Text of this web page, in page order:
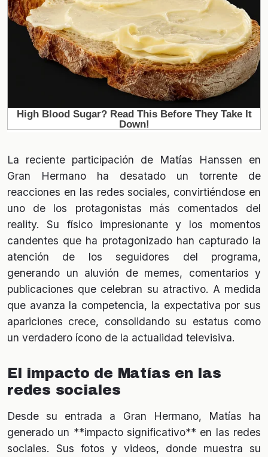
La reciente participación de Matías Hanssen en
Gran Hermano ha desatado un torrente de
reacciones en las redes sociales, convirtiéndose en
uno de los protagonistas más comentados del
reality. Su físico impresionante y los momentos
candentes que ha protagonizado han capturado la
atención de los seguidores del programa,
generando un aluvión de memes, comentarios y
publicaciones que celebran su atractivo. A medida
que avanza la competencia, la expectativa por sus
apariciones crece, consolidando su estatus como
un verdadero ícono de la actualidad televisiva.
El impacto de Matías en las
redes sociales
Desde su entrada a Gran Hermano, Matías ha
generado un **impacto significativo** en las redes
sociales. Sus fotos y videos, donde muestra su